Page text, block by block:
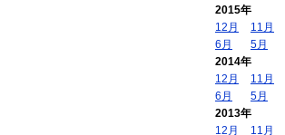
2015年
12月
11月
6月
5月
2014年
12月
11月
6月
5月
2013年
12月
11月